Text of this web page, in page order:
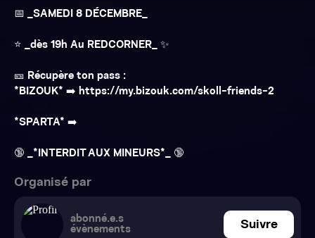
📅 _SAMEDI 8 DÉCEMBRE_
⭐️ _dès 19h Au REDCORNER_ ✨
🎫 Récupère ton pass :
*BIZOUK* ➡️ https://my.bizouk.com/skoll-friends-2
*SPARTA* ➡️
🔞 _*INTERDIT AUX MINEURS*_ 🔞
Organisé par
abonné.e.s
évènements
Suivre